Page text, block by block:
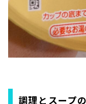
調理とスープ